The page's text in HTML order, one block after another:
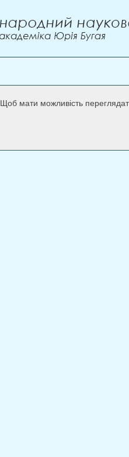
Щоб мати можливість